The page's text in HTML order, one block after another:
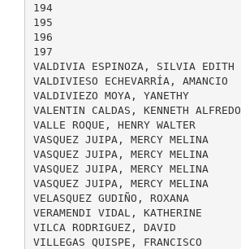
194
195
196
197
VALDIVIA ESPINOZA, SILVIA EDITH
VALDIVIESO ECHEVARRÍA, AMANCIO
VALDIVIEZO MOYA, YANETHY
VALENTIN CALDAS, KENNETH ALFREDO
VALLE ROQUE, HENRY WALTER
VASQUEZ JUIPA, MERCY MELINA
VASQUEZ JUIPA, MERCY MELINA
VASQUEZ JUIPA, MERCY MELINA
VASQUEZ JUIPA, MERCY MELINA
VELASQUEZ GUDIÑO, ROXANA
VERAMENDI VIDAL, KATHERINE
VILCA RODRIGUEZ, DAVID
VILLEGAS QUISPE, FRANCISCO